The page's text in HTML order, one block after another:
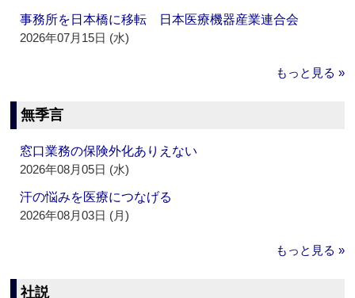
事務所を日本橋に移転 日本医療機器産業連合会
2026年07月15日 (水)
もっと見る »
無季言
窓口業務の保険外化ありえない
2026年08月05日 (水)
汗の悩みを医療につなげる
2026年08月03日 (月)
もっと見る »
社説